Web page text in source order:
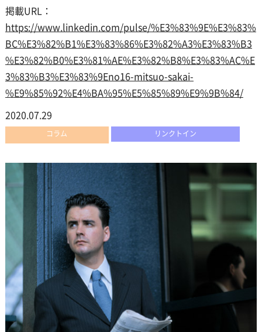
掲載URL：
https://www.linkedin.com/pulse/%E3%83%9E%E3%83%
BC%E3%82%B1%E3%83%86%E3%82%A3%E3%83%B3
%E3%82%B0%E3%81%AE%E3%82%B8%E3%83%AC%E
3%83%B3%E3%83%9Eno16-mitsuo-sakai-
%E9%85%92%E4%BA%95%E5%85%89%E9%9B%84/
2020.07.29
コラム リンクトイン